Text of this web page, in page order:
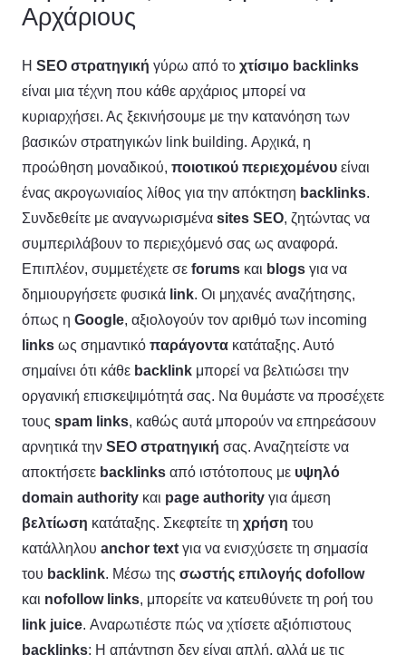
Αρχάριους
Η SEO στρατηγική γύρω από το χτίσιμο backlinks
είναι μια τέχνη που κάθε αρχάριος μπορεί να
κυριαρχήσει. Ας ξεκινήσουμε με την κατανόηση των
βασικών στρατηγικών link building. Αρχικά, η
προώθηση μοναδικού, ποιοτικού περιεχομένου είναι
ένας ακρογωνιαίος λίθος για την απόκτηση backlinks.
Συνδεθείτε με αναγνωρισμένα sites SEO, ζητώντας να
συμπεριλάβουν το περιεχόμενό σας ως αναφορά.
Επιπλέον, συμμετέχετε σε forums και blogs για να
δημιουργήσετε φυσικά link. Οι μηχανές αναζήτησης,
όπως η Google, αξιολογούν τον αριθμό των incoming
links ως σημαντικό παράγοντα κατάταξης. Αυτό
σημαίνει ότι κάθε backlink μπορεί να βελτιώσει την
οργανική επισκεψιμότητά σας. Να θυμάστε να προσέχετε
τους spam links, καθώς αυτά μπορούν να επηρεάσουν
αρνητικά την SEO στρατηγική σας. Αναζητείστε να
αποκτήσετε backlinks από ιστότοπους με υψηλό
domain authority και page authority για άμεση
βελτίωση κατάταξης. Σκεφτείτε τη χρήση του
κατάλληλου anchor text για να ενισχύσετε τη σημασία
του backlink. Μέσω της σωστής επιλογής dofollow
και nofollow links, μπορείτε να κατευθύνετε τη ροή του
link juice. Αναρωτιέστε πώς να χτίσετε αξιόπιστους
backlinks; Η απάντηση δεν είναι απλή, αλλά με τις